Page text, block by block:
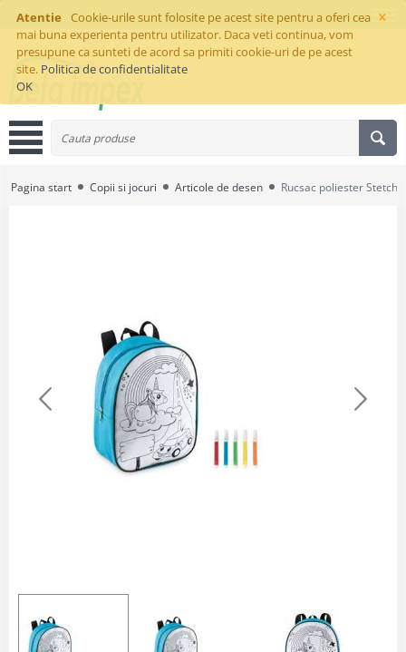
×
Atentie
Cookie-urile sunt folosite pe acest site pentru a oferi cea
mai buna experienta pentru utilizator. Daca veti continua, vom
presupune ca sunteti de acord sa primiti cookie-uri de pe acest
site. Politica de confidentialitate
OK
Pagina start Copii si jocuri Articole de desen Rucsac poliester Stetch